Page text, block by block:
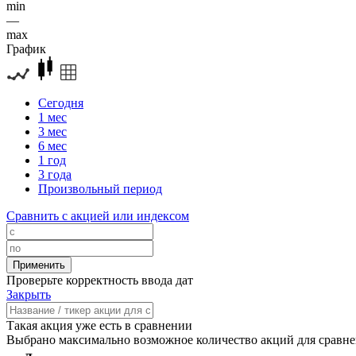
min
—
max
График
Сегодня
1 мес
3 мес
6 мес
1 год
3 года
Произвольный период
Сравнить с акцией или индексом
Проверьте корректность ввода дат
Закрыть
Такая акция уже есть в сравнении
Выбрано максимально возможное количество акций для